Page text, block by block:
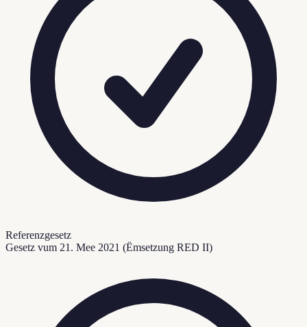
Referenzgesetz
Gesetz vum 21. Mee 2021 (Ëmsetzung RED II)